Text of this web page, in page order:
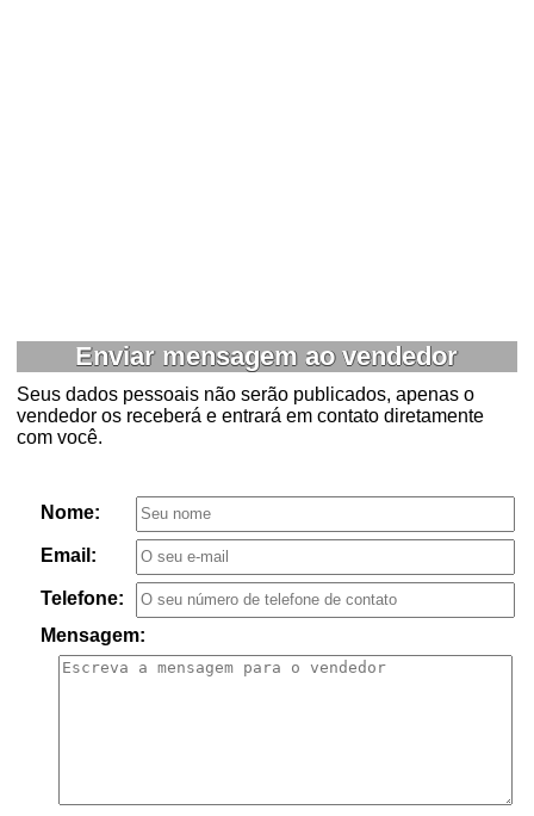
Enviar mensagem ao vendedor
Seus dados pessoais não serão publicados, apenas o
vendedor os receberá e entrará em contato diretamente
com você.
Nome:
Email:
Telefone:
Mensagem: